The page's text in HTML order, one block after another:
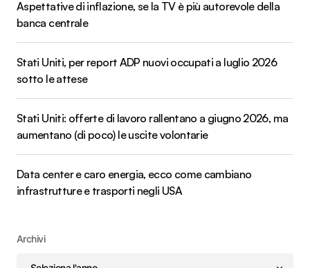
Aspettative di inflazione, se la TV è più autorevole della
banca centrale
Stati Uniti, per report ADP nuovi occupati a luglio 2026
sotto le attese
Stati Uniti: offerte di lavoro rallentano a giugno 2026, ma
aumentano (di poco) le uscite volontarie
Data center e caro energia, ecco come cambiano
infrastrutture e trasporti negli USA
Archivi